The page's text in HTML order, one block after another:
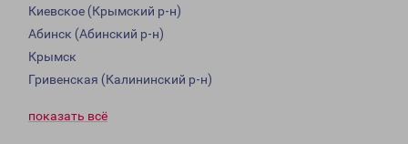
Киевское (Крымский р-н)
Абинск (Абинский р-н)
Крымск
Гривенская (Калининский р-н)
показать всё